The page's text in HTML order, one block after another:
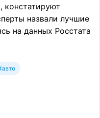
констатируют
назвали лучшие
на данных Росстата